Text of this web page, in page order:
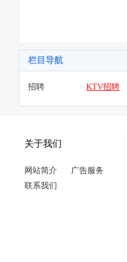
栏目导航
招聘 KTV招聘
关于我们
网站简介
广告服务
联系我们